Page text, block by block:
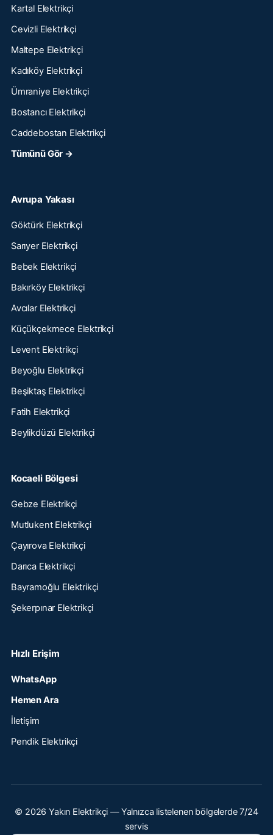
Kartal Elektrikçi
Cevizli Elektrikçi
Maltepe Elektrikçi
Kadıköy Elektrikçi
Ümraniye Elektrikçi
Bostancı Elektrikçi
Caddebostan Elektrikçi
Tümünü Gör →
Avrupa Yakası
Göktürk Elektrikçi
Sarıyer Elektrikçi
Bebek Elektrikçi
Bakırköy Elektrikçi
Avcılar Elektrikçi
Küçükçekmece Elektrikçi
Levent Elektrikçi
Beyoğlu Elektrikçi
Beşiktaş Elektrikçi
Fatih Elektrikçi
Beylikdüzü Elektrikçi
Kocaeli Bölgesi
Gebze Elektrikçi
Mutlukent Elektrikçi
Çayırova Elektrikçi
Darıca Elektrikçi
Bayramoğlu Elektrikçi
Şekerpınar Elektrikçi
Hızlı Erişim
WhatsApp
Hemen Ara
İletişim
Pendik Elektrikçi
© 2026 Yakın Elektrikçi — Yalnızca listelenen bölgelerde 7/24
servis